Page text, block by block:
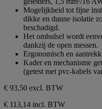
Mogelijkheid tot fijne
dikke en dunne isolatie
beschadigd.
Het omhulsel wordt
dankzij de open messen.
Ergonomisch en
Kader en mechanisme
(getest met pvc-kabels
€ 93,50 excl. BTW
€ 113,14 incl. BTW